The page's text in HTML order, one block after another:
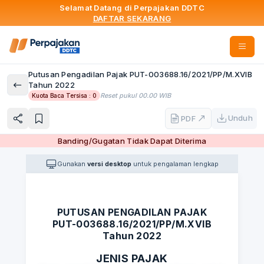
Selamat Datang di Perpajakan DDTC
DAFTAR SEKARANG
Putusan Pengadilan Pajak PUT-003688.16/2021/PP/M.XVIB
Tahun 2022
Kuota Baca Tersisa : 0 Reset pukul 00.00 WIB
PDF Unduh
Banding/Gugatan Tidak Dapat Diterima
Gunakan versi desktop untuk pengalaman lengkap
PUTUSAN PENGADILAN PAJAK
PUT-003688.16/2021/PP/M.XVIB
Tahun 2022
JENIS PAJAK